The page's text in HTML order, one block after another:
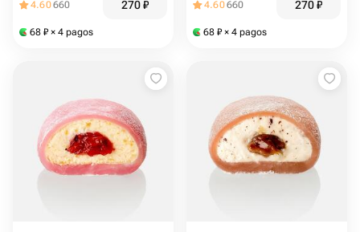
4.60660 270₽
68 ₽ × 4 pagos
4.60660 270₽
68 ₽ × 4 pagos